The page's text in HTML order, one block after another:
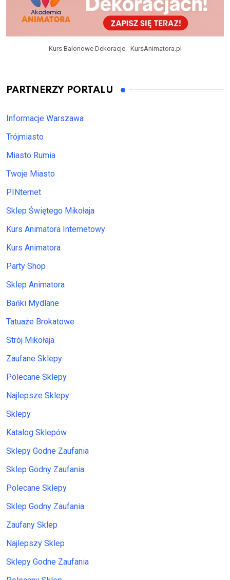
Kurs Balonowe Dekoracje - KursAnimatora.pl
PARTNERZY PORTALU
Informacje Warszawa
Trójmiasto
Miasto Rumia
Twoje Miasto
PINternet
Sklep Świętego Mikołaja
Kurs Animatora Internetowy
Kurs Animatora
Party Shop
Sklep Animatora
Bańki Mydlane
Tatuaże Brokatowe
Strój Mikołaja
Zaufane Sklepy
Polecane Sklepy
Najlepsze Sklepy
Sklepy
Katalog Sklepów
Sklepy Godne Zaufania
Sklep Godny Zaufania
Polecane Sklepy
Sklep Godny Zaufania
Zaufany Sklep
Najlepszy Sklep
Sklepy Godne Zaufania